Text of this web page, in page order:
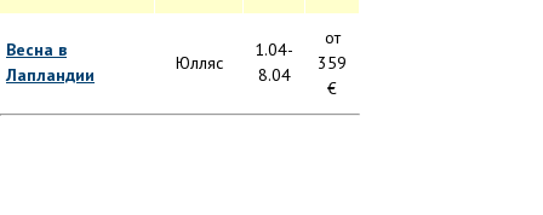
Весна в
Лапландии
Юлляс
1.04-
8.04
от
359
€